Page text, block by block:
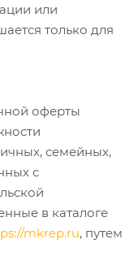
или
только для
оферты
семейных,
с
в каталоге
mkrep.ru, путем